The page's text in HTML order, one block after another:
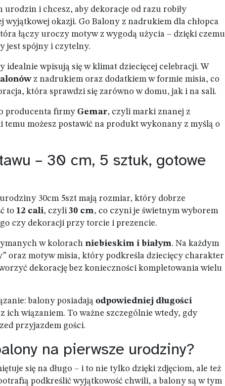
i chcesz, aby dekoracje od razu robiły
wyjątkowej okazji. Go Balony z nadrukiem dla chłopca
łączy uroczy motyw z wygodą użycia – dzięki czemu
jest spójny i czytelny.
idealnie wpisują się w klimat dziecięcej celebracji. W
z nadrukiem oraz dodatkiem w formie misia, co
która sprawdzi się zarówno w domu, jak i na sali.
producenta firmy Gemar, czyli marki znanej z
możesz postawić na produkt wykonany z myślą o
– 30 cm, 5 sztuk, gotowe
30cm 5szt mają rozmiar, który dobrze
to 12 cali, czyli 30 cm, co czyni je świetnym wyborem
czy dekoracji przy torcie i prezencie.
w kolorach niebieskim i białym. Na każdym
oraz motyw misia, który podkreśla dziecięcy charakter
dekorację bez konieczności kompletowania wielu
balony posiadają odpowiedniej długości
ich wiązaniem. To ważne szczególnie wtedy, gdy
przyjazdem gości.
na pierwsze urodziny?
się na długo – i to nie tylko dzięki zdjęciom, ale też
podkreślić wyjątkowość chwili, a balony są w tym